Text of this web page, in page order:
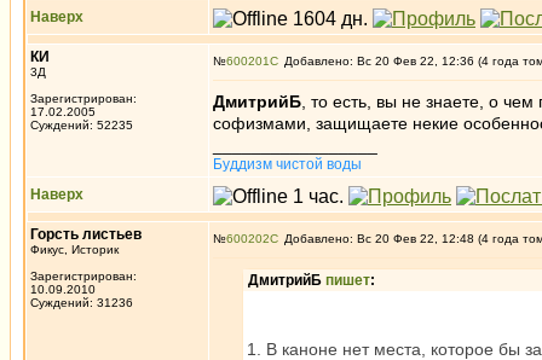
Наверх
КИ
3Д
Зарегистрирован:
17.02.2005
Суждений: 52235
№600201 Добавлено: Вс 20 Фев 22, 12:36 (4 года
ДмитрийБ , то есть, вы не знаете, о
софизмами, защищаете некие
Буддизм чистой воды
Наверх
Горсть листьев
Фикус, Историк
Зарегистрирован:
10.09.2010
Суждений: 31236
№600202 Добавлено: Вс 20 Фев 22, 12:48 (4 года
ДмитрийБ пишет:
1. В каноне нет места, которое бы